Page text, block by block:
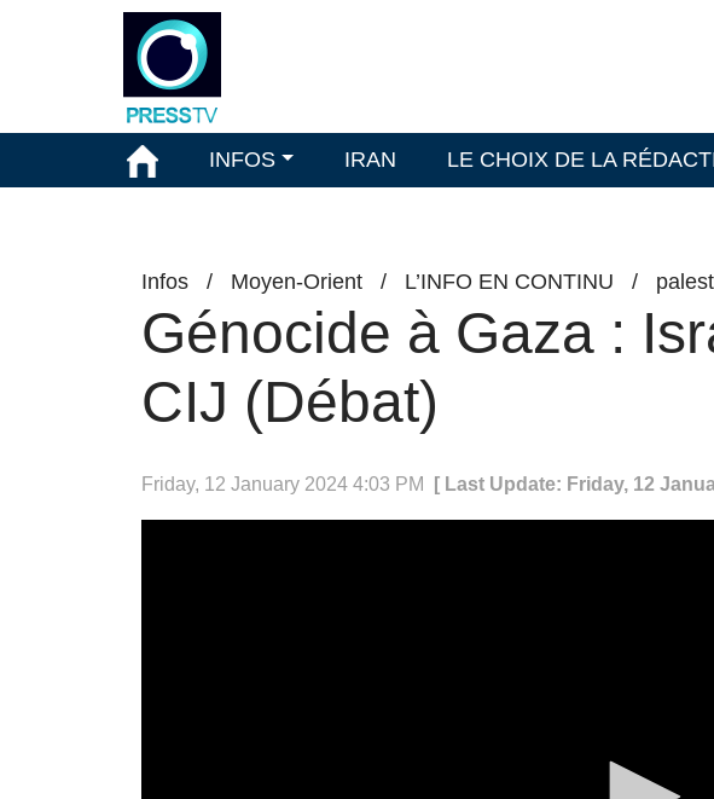
INFOS IRAN LE CHOIX DE LA
Infos / Moyen-Orient / L’INFO EN CONTINU /
Génocide à Gaza :
CIJ (Débat)
Friday, 12 January 2024 4:03 PM [ Last Update: Friday, 12